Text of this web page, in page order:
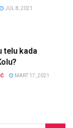
JUL 8, 2021
telu kada
MART 17, 2021